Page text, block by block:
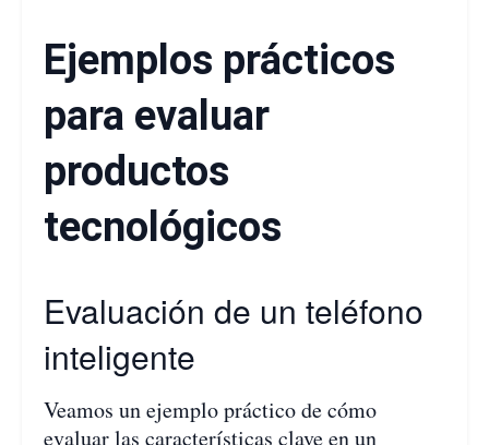
Ejemplos prácticos
para evaluar
productos
tecnológicos
Evaluación de un teléfono
inteligente
Veamos un ejemplo práctico de cómo
evaluar las características clave en un